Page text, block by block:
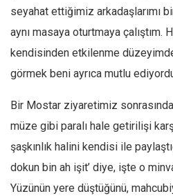
Türkiye
Siyaset
Dünya
Avrupa
Asya
Afrika
İslam Dünyası
Amerika
Avustralya
seyahat ettiğimiz arkadaşlarımı
aynı masaya oturtmaya çalıştım.
kendisinden etkilenme
görmek beni ayrıca mutlu
Bir Mostar ziyaretimiz
müze gibi paralı hale getirilişi
şaşkınlık halini kendisi ile
dokun bin ah işit’ diye, işte o
Yüzünün yere düştüğünü,